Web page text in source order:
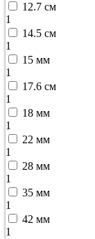
12.7 см
1
14.5 см
1
15 мм
1
17.6 см
1
18 мм
1
22 мм
1
28 мм
1
35 мм
1
42 мм
1